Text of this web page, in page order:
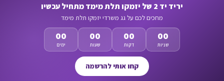
יריד יד 2 של יזמקו תלת מימד מתחיל עכשיו
מחכים לכם על גג משרדי יזמקו תלת מימד
00
ימים
00
שעות
00
דקות
00
שניות
קחו אותי להרשמה